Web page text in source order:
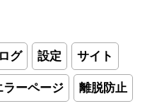
グ 設定 サイト
ラーページ 離脱防止